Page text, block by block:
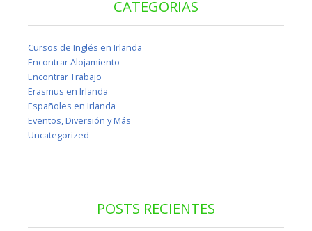
CATEGORIAS
Cursos de Inglés en Irlanda
Encontrar Alojamiento
Encontrar Trabajo
Erasmus en Irlanda
Españoles en Irlanda
Eventos, Diversión y Más
Uncategorized
POSTS RECIENTES